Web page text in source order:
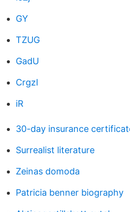
GY
TZUG
GadU
CrgzI
iR
30-day insurance
Surrealist literature
Zeinas domoda
Patricia benner biography